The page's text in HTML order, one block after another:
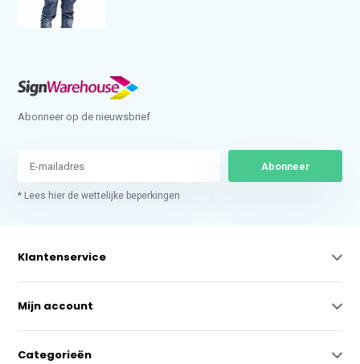
Abonneer op de nieuwsbrief
Abonneer
* Lees hier de wettelijke beperkingen
Klantenservice
Mijn account
Categorieën